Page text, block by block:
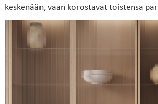
keskenään, vaan korostavat toistensa